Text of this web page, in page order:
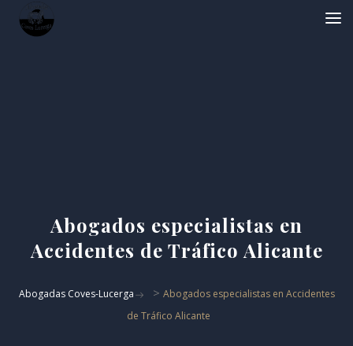
Abogados especialistas en
Accidentes de Tráfico Alicante
Abogadas Coves-Lucerga > Abogados especialistas en Accidentes
de Tráfico Alicante